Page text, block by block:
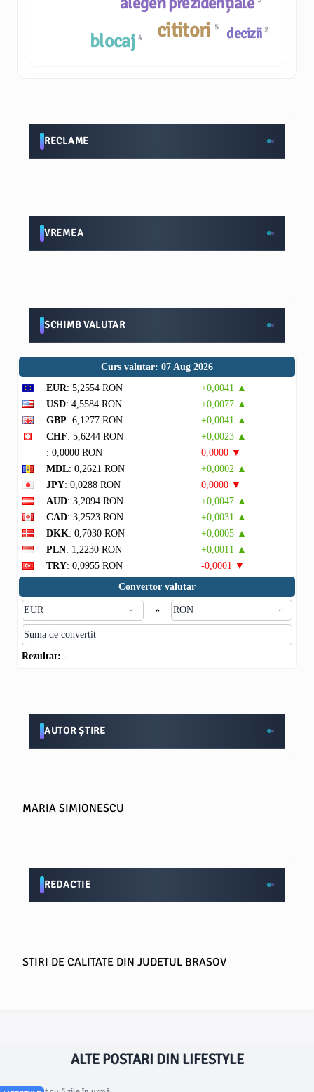
decizii 2
cititori 5
blocaj4
RECLAME
VREMEA
SCHIMB VALUTAR
Curs valutar: 07 Aug 2026
EUR: 5,2554 RON
+0,0041 ▲
USD: 4,5584 RON
+0,0077 ▲
GBP: 6,1277 RON
+0,0041 ▲
CHF: 5,6244 RON
+0,0023 ▲
: 0,0000 RON
0,0000 ▼
MDL: 0,2621 RON
+0,0002 ▲
JPY: 0,0288 RON
0,0000 ▼
AUD: 3,2094 RON
+0,0047 ▲
CAD: 3,2523 RON
+0,0031 ▲
DKK: 0,7030 RON
+0,0005 ▲
PLN: 1,2230 RON
+0,0011 ▲
TRY: 0,0955 RON
-0,0001 ▼
Convertor valutar
»
Rezultat: -
AUTOR ȘTIRE
MARIA SIMIONESCU
REDACTIE
STIRI DE CALITATE DIN JUDETUL BRASOV
ALTE POSTARI DIN LIFESTYLE